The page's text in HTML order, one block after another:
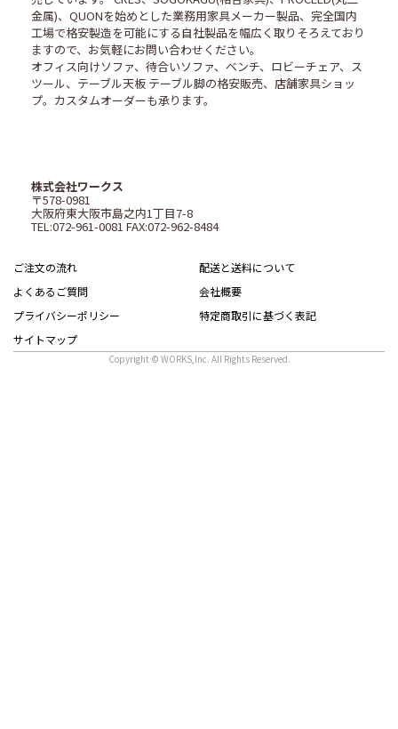
金属)、QUONを始めとした業務用家具メーカー製品、完全国内
工場で格安製造を可能にする自社製品を幅広く取りそろえており
ますので、お気軽にお問い合わせください。
オフィス向けソファ、待合いソファ、ベンチ、ロビーチェア、ス
ツール、テーブル天板 テーブル脚の格安販売、店舗家具ショッ
プ。カスタムオーダーも承ります。
株式会社ワークス
〒578-0981
大阪府東大阪市島之内1丁目7-8
TEL:072-961-0081 FAX:072-962-8484
ご注文の流れ
配送と送料について
よくあるご質問
会社概要
プライバシーポリシー
特定商取引に基づく表記
サイトマップ
Copyright © WORKS,Inc. All Rights Reserved.